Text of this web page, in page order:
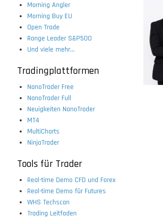
Morning Angler
Morning Buy EU
Open Trade
Range Leader S&P500
Und viele mehr...
Tradingplattformen
NanoTrader Free
NanoTrader Full
Neuigkeiten NanoTrader
MT4
MultiCharts
NinjaTrader
Tools für Trader
Real-time Demo CFD und Forex
Real-time Demo für Futures
WHS Techscan
Trading Leitfaden